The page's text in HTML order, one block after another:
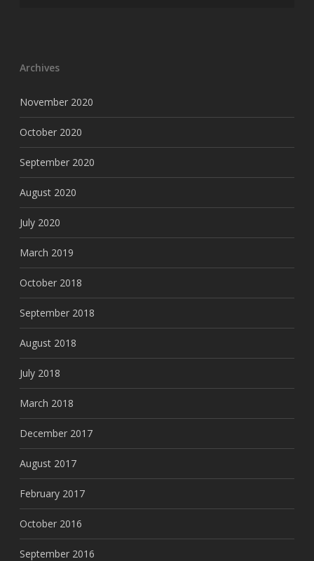
Archives
November 2020
October 2020
September 2020
August 2020
July 2020
March 2019
October 2018
September 2018
August 2018
July 2018
March 2018
December 2017
August 2017
February 2017
October 2016
September 2016